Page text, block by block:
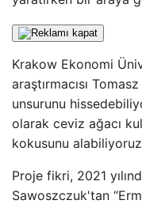
Krakow Ekonomi
araştırmacısı
unsurunu
olarak ceviz ağacı
kokusunu
Proje fikri, 2021
Sawoszczuk'tan